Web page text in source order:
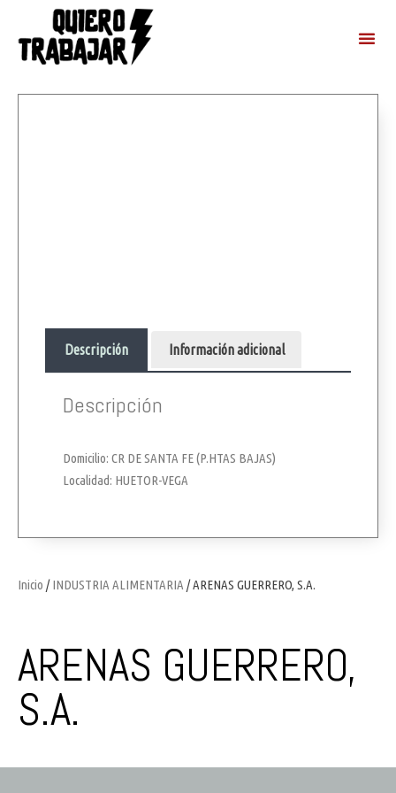
Inicio /INDUSTRIA ALIMENTARIA / ARENAS GUERRERO, S.A.
ARENAS GUERRERO,
S.A.
Descripción Información adicional
Descripción
Domicilio: CR DE SANTA FE (P.HTAS BAJAS)
Localidad: HUETOR-VEGA